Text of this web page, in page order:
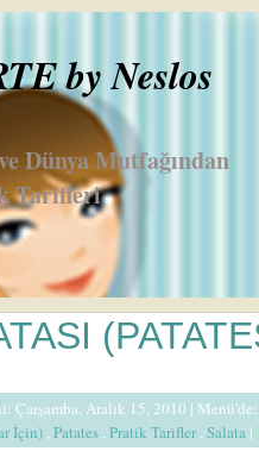
by Neslos
Dünya Mutfağından
Tarifleri
Çarşamba, Aralık 15, 2010 |
İçin) ,Patates ,Pratik Tarifler,Salata |